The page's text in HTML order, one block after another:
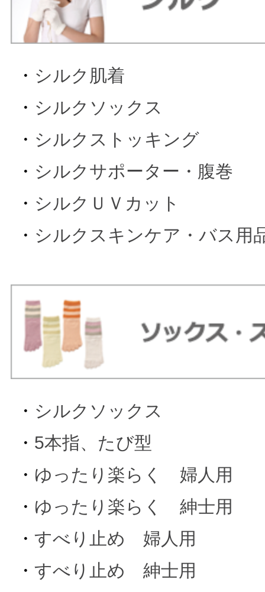
・ シルク肌着
・ シルクソックス
・ シルクストッキング
・ シルクサポーター・腹巻
・ シルクＵＶカット
・ シルクスキンケア・バス用
・ シルクソックス
・ 5本指、たび型
・ ゆったり楽らく 婦人用
・ ゆったり楽らく 紳士用
・ すべり止め 婦人用
・ すべり止め 紳士用